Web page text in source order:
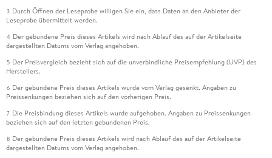
3 Durch Öffnen der Leseprobe willigen Sie ein, dass Daten an den Anbieter der
Leseprobe übermittelt werden.
4 Der gebundene Preis dieses Artikels wird nach Ablauf des auf der Artikelseite
dargestellten Datums vom Verlag angehoben.
5 Der Preisvergleich bezieht sich auf die unverbindliche Preisempfehlung (UVP) des
Herstellers.
6 Der gebundene Preis dieses Artikels wurde vom Verlag gesenkt. Angaben zu
Preissenkungen beziehen sich auf den vorherigen Preis.
7 Die Preisbindung dieses Artikels wurde aufgehoben. Angaben zu Preissenkungen
beziehen sich auf den letzten gebundenen Preis.
8 Der gebundene Preis dieses Artikels wird nach Ablauf des auf der Artikelseite
dargestellten Datums vom Verlag angehoben.